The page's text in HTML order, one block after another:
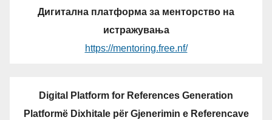
Дигитална платформа за менторство на
истражувања
https://mentoring.free.nf/
Digital Platform for References Generation
Platformë Dixhitale për Gjenerimin e Referencave